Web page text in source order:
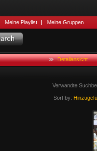
Meine Playlist | Meine Gruppen
Detailansicht
Verwandte
Sort by: